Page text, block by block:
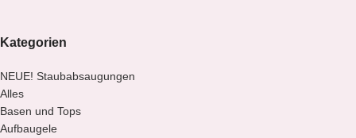
Kategorien
NEUE! Staubabsaugungen
Alles
Basen und Tops
Aufbaugele